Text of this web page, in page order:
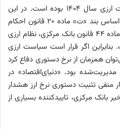
بدهی یکی از عوامل مهم نوسانات ارزی سال ۱۴۰۴ بوده است. در این
بیانیه همچنین اشاره شده که بر اساس بند «ت» ماده ۲۰ قانون احکام
دائمی برنامه‌های توسعه کشور و ماده ۴۴ قانون بانک مرکزی، نظام ارزی
اگر قرار است سیاست ارزی
همزمان از نرخ دستوری دفاع کرد
بود. «دنیای‌اقتصاد» در
منفی تثبیت دستوری نرخ ارز هشدار
بانک مرکزی، تاییدکننده بسیاری از